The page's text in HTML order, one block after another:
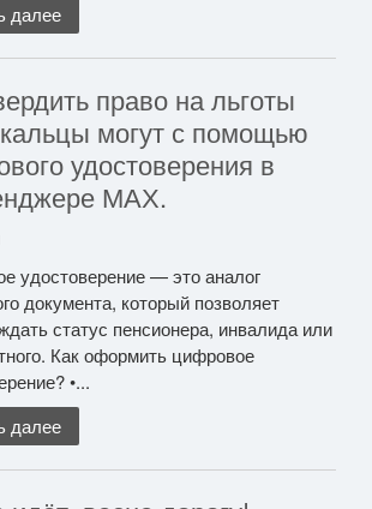
далее
право на льготы
могут с помощью
удостоверения в
МАХ.
удостоверение — это аналог
документа, который позволяет
статус пенсионера, инвалида или
Как оформить цифровое
•...
далее